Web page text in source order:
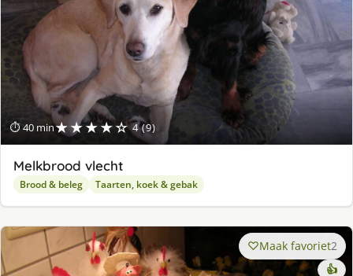
⏱ 40 min★★★★☆ 4 (9)
Melkbrood vlecht
Brood & beleg Taarten, koek & gebak
Maak favoriet2
👍